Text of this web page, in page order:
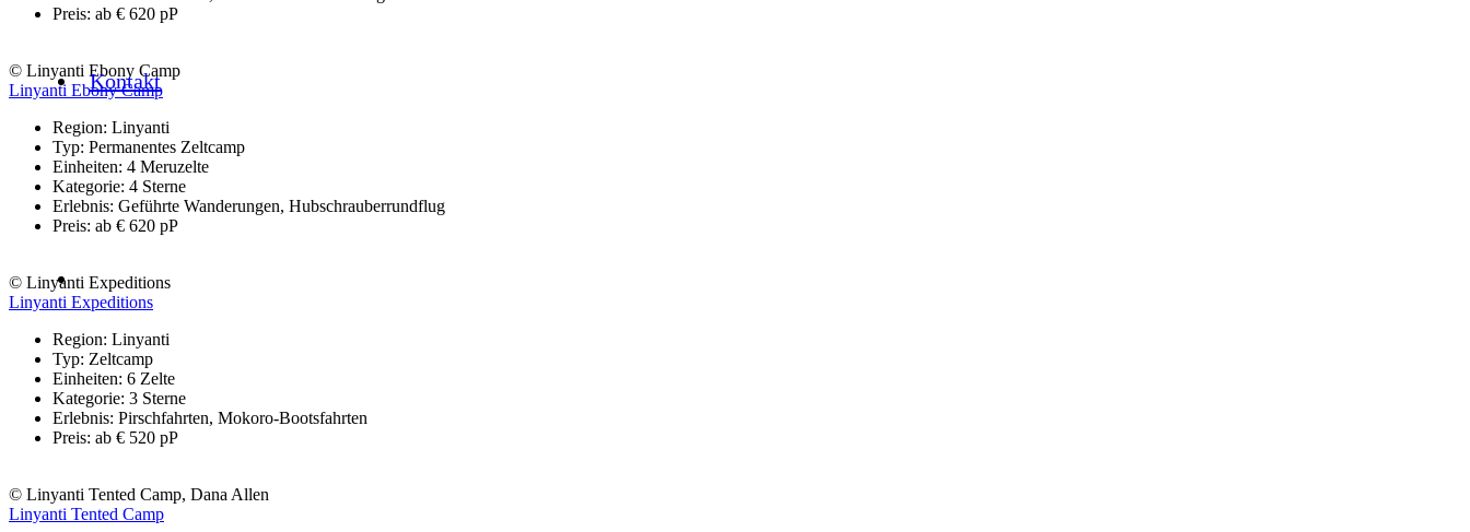
Kontakt
Preis: ab € 620 pP
© Linyanti Ebony Camp
Linyanti Ebony Camp
Region: Linyanti
Typ: Permanentes Zeltcamp
Einheiten: 4 Meruzelte
Kategorie: 4 Sterne
Erlebnis: Geführte Wanderungen, Hubschrauberrundflug
Preis: ab € 620 pP
© Linyanti Expeditions
Linyanti Expeditions
Region: Linyanti
Typ: Zeltcamp
Einheiten: 6 Zelte
Kategorie: 3 Sterne
Erlebnis: Pirschfahrten, Mokoro-Bootsfahrten
Preis: ab € 520 pP
© Linyanti Tented Camp, Dana Allen
Linyanti Tented Camp